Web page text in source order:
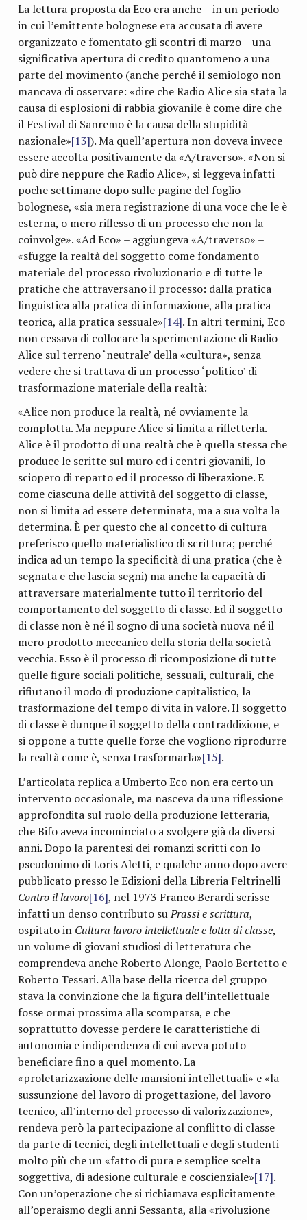
La lettura proposta da Eco era anche – in un periodo
in cui l’emittente bolognese era accusata di avere
organizzato e fomentato gli scontri di marzo – una
significativa apertura di credito quantomeno a una
parte del movimento (anche perché il semiologo non
mancava di osservare: «dire che Radio Alice sia stata la
causa di esplosioni di rabbia giovanile è come dire che
il Festival di Sanremo è la causa della stupidità
nazionale»[13]). Ma quell’apertura non doveva invece
essere accolta positivamente da «A/traverso». «Non si
può dire neppure che Radio Alice», si leggeva infatti
poche settimane dopo sulle pagine del foglio
bolognese, «sia mera registrazione di una voce che le è
esterna, o mero riflesso di un processo che non la
coinvolge». «Ad Eco» – aggiungeva «A/traverso» –
«sfugge la realtà del soggetto come fondamento
materiale del processo rivoluzionario e di tutte le
pratiche che attraversano il processo: dalla pratica
linguistica alla pratica di informazione, alla pratica
teorica, alla pratica sessuale»[14]. In altri termini, Eco
non cessava di collocare la sperimentazione di Radio
Alice sul terreno ‘neutrale’ della «cultura», senza
vedere che si trattava di un processo ‘politico’ di
trasformazione materiale della realtà:
«Alice non produce la realtà, né ovviamente la
complotta. Ma neppure Alice si limita a rifletterla.
Alice è il prodotto di una realtà che è quella stessa che
produce le scritte sul muro ed i centri giovanili, lo
sciopero di reparto ed il processo di liberazione. E
come ciascuna delle attività del soggetto di classe,
non si limita ad essere determinata, ma a sua volta la
determina. È per questo che al concetto di cultura
preferisco quello materialistico di scrittura; perché
indica ad un tempo la specificità di una pratica (che è
segnata e che lascia segni) ma anche la capacità di
attraversare materialmente tutto il territorio del
comportamento del soggetto di classe. Ed il soggetto
di classe non è né il sogno di una società nuova né il
mero prodotto meccanico della storia della società
vecchia. Esso è il processo di ricomposizione di tutte
quelle figure sociali politiche, sessuali, culturali, che
rifiutano il modo di produzione capitalistico, la
trasformazione del tempo di vita in valore. Il soggetto
di classe è dunque il soggetto della contraddizione, e
si oppone a tutte quelle forze che vogliono riprodurre
la realtà come è, senza trasformarla»[15].
L’articolata replica a Umberto Eco non era certo un
intervento occasionale, ma nasceva da una riflessione
approfondita sul ruolo della produzione letteraria,
che Bifo aveva incominciato a svolgere già da diversi
anni. Dopo la parentesi dei romanzi scritti con lo
pseudonimo di Loris Aletti, e qualche anno dopo avere
pubblicato presso le Edizioni della Libreria Feltrinelli
Contro il lavoro[16], nel 1973 Franco Berardi scrisse
infatti un denso contributo suPrassi e scrittura,
ospitato in Cultura lavoro intellettuale e lotta di classe,
un volume di giovani studiosi di letteratura che
comprendeva anche Roberto Alonge, Paolo Bertetto e
Roberto Tessari. Alla base della ricerca del gruppo
stava la convinzione che la figura dell’intellettuale
fosse ormai prossima alla scomparsa, e che
soprattutto dovesse perdere le caratteristiche di
autonomia e indipendenza di cui aveva potuto
beneficiare fino a quel momento. La
«proletarizzazione delle mansioni intellettuali» e «la
sussunzione del lavoro di progettazione, del lavoro
tecnico, all’interno del processo di valorizzazione»,
rendeva però la partecipazione al conflitto di classe
da parte di tecnici, degli intellettuali e degli studenti
molto più che un «fatto di pura e semplice scelta
soggettiva, di adesione culturale e coscienziale»[17].
Con un’operazione che si richiamava esplicitamente
all’operaismo degli anni Sessanta, alla «rivoluzione